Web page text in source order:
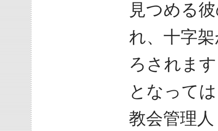
見つめる
れ、十字
ろされま
となって
教会管理